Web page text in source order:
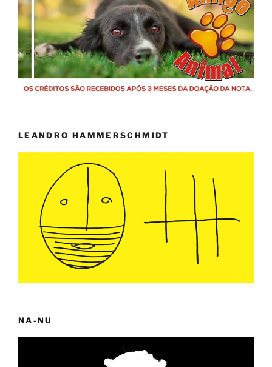
LEANDRO HAMMERSCHMIDT
NA-NU